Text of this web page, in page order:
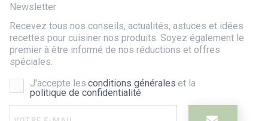
Newsletter
Recevez tous nos conseils, actualités, astuces et idées
recettes pour cuisiner nos produits. Soyez également le
premier à être informé de nos réductions et offres
spéciales.
J'accepte les conditions générales et la
politique de confidentialité